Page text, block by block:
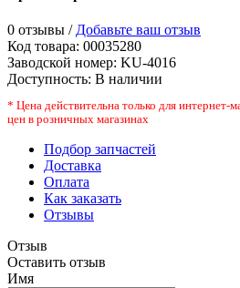
0 отзывы / Добавьте ваш отзыв
Код товара: 00035280
Заводской номер: KU-4016
Доступность: В наличии
* Цена действительна только для интернет-
цен в розничных магазинах
Подбор запчастей
Доставка
Оплата
Как заказать
Отзывы
Отзыв
Оставить отзыв
Имя